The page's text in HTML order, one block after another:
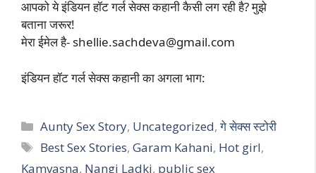
आपको ये इंडियन हॉट गर्ल सेक्स कहानी कैसी लग रही है? मुझे
बताना जरूर!
मेरा ईमेल है- shellie.sachdeva@gmail.com
इंडियन हॉट गर्ल सेक्स कहानी का अगला भाग:
Categories
Aunty Sex Story, Uncategorized,गे सेक्स स्टोरी
Tags
Best Sex Stories,Garam Kahani, Hot girl,
Kamvasna, Nangi Ladki, public sex